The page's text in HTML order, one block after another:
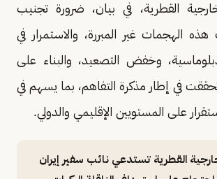
القطرية، في بيان، ضرورة تجنيب
هذه الهجمات غير المبررة، والاستمرار في
وخفض التصعيد، والبناء على
في إطار مذكرة التفاهم، بما يسهم في
على المستويين الإقليمي والدولي.
القطرية تستدعي نائب سفير إيران